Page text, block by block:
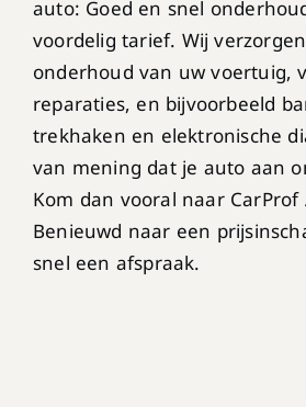
auto: Goed en snel
voordelig tarief. Wij
onderhoud van uw voertuig,
reparaties, en bijvoorbeeld
trekhaken en elektronische
van mening dat je auto aan
Kom dan vooral naar CarProf
Benieuwd naar een
snel een afspraak.